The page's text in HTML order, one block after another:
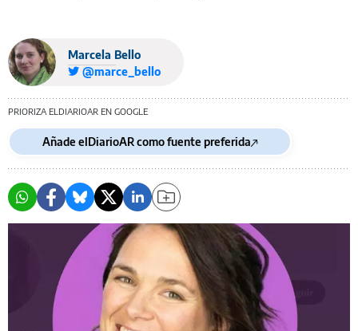
Marcela Bello
@marce_bello
PRIORIZA ELDIARIOAR EN GOOGLE
Añade elDiarioAR como fuente preferida